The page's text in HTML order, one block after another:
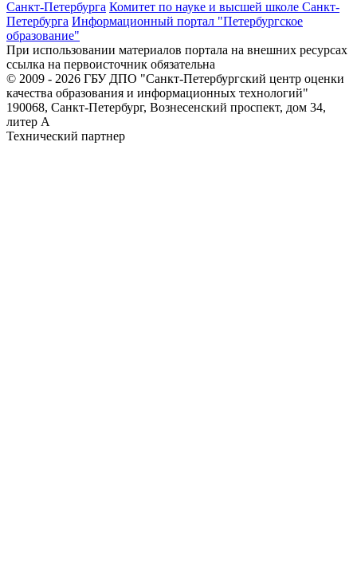
Санкт-Петербурга Комитет по науке и высшей школе Санкт-
Петербурга Информационный портал "Петербургское
образование"
При использовании материалов портала на внешних ресурсах
ссылка на первоисточник обязательна
© 2009 - 2026 ГБУ ДПО "Санкт-Петербургский центр оценки
качества образования и информационных технологий"
190068, Санкт-Петербург, Вознесенский проспект, дом 34,
литер А
Технический партнер